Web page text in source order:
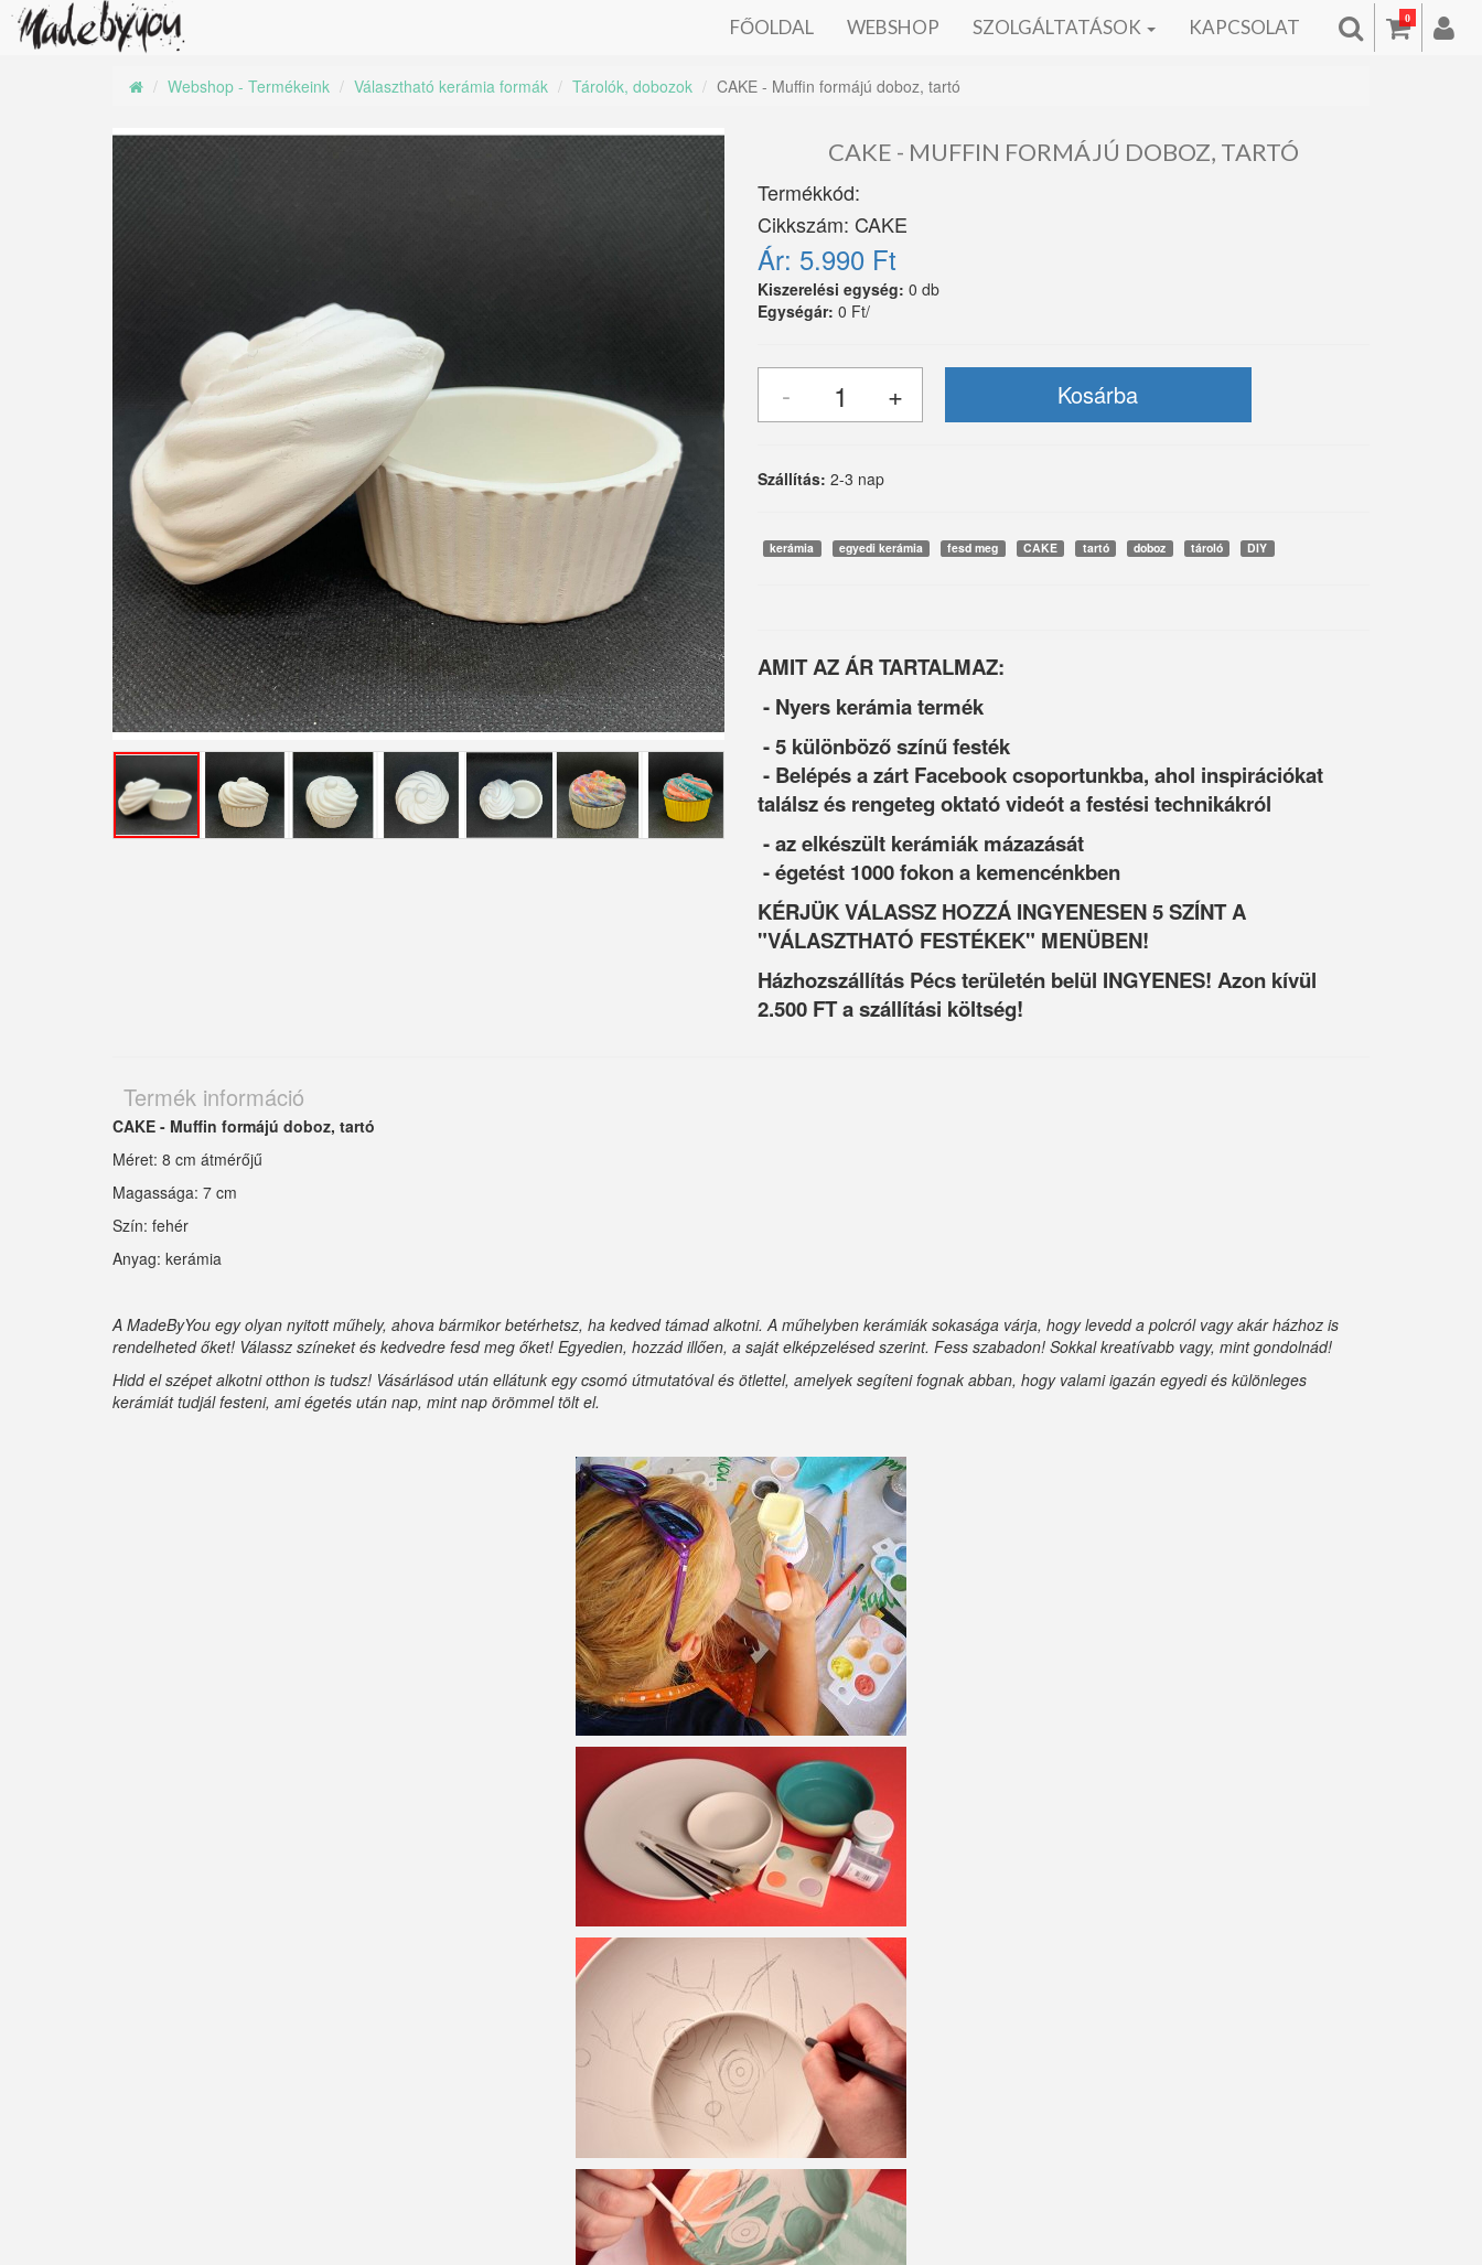
0
FŐOLDAL WEBSHOP SZOLGÁLTATÁSOK KAPCSOLAT
Webshop - Termékeink Választható kerámia formák Tárolók, dobozok CAKE - Muffin formájú doboz, tartó
CAKE - MUFFIN FORMÁJÚ DOBOZ, TARTÓ
Termékkód:
Cikkszám: CAKE
Ár: 5.990 Ft
Kiszerelési egység: 0 db
Egységár: 0 Ft/
Szállítás: 2-3 nap
kerámia egyedi kerámia fesd meg CAKE tartó doboz tároló DIY
AMIT AZ ÁR TARTALMAZ:
- Nyers kerámia termék
- 5 különböző színű festék
- Belépés a zárt Facebook csoportunkba, ahol inspirációkat
találsz és rengeteg oktató videót a festési technikákról
- az elkészült kerámiák mázazását
- égetést 1000 fokon a kemencénkben
KÉRJÜK VÁLASSZ HOZZÁ INGYENESEN 5 SZÍNT A
"VÁLASZTHATÓ FESTÉKEK" MENÜBEN!
Házhozszállítás Pécs területén belül INGYENES! Azon kívül
2.500 FT a szállítási költség!
Termék információ
CAKE - Muffin formájú doboz, tartó
Méret: 8 cm átmérőjű
Magassága: 7 cm
Szín: fehér
Anyag: kerámia
A MadeByYou egy olyan nyitott műhely, ahova bármikor betérhetsz, ha kedved támad alkotni. A műhelyben kerámiák sokasága várja, hogy levedd a polcról vagy akár házhoz is
rendelheted őket! Válassz színeket és kedvedre fesd meg őket! Egyedien, hozzád illően, a saját elképzelésed szerint. Fess szabadon! Sokkal kreatívabb vagy, mint gondolnád!
Hidd el szépet alkotni otthon is tudsz! Vásárlásod után ellátunk egy csomó útmutatóval és ötlettel, amelyek segíteni fognak abban, hogy valami igazán egyedi és különleges
kerámiát tudjál festeni, ami égetés után nap, mint nap örömmel tölt el.